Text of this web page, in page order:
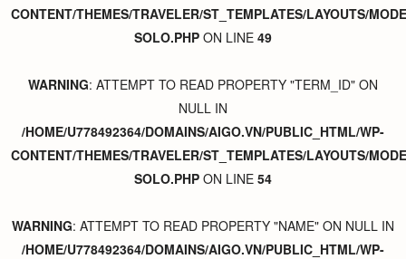
CONTENT/THEMES/TRAVELER/ST_TEMPLATES/LAYOUTS/
SOLO.PHP ON LINE 49
WARNING: ATTEMPT TO READ PROPERTY "TERM_ID" ON
NULL IN
/HOME/U778492364/DOMAINS/AIGO.VN/PUBLIC_HTML/WP-
CONTENT/THEMES/TRAVELER/ST_TEMPLATES/LAYOUTS/
SOLO.PHP ON LINE 54
WARNING: ATTEMPT TO READ PROPERTY "NAME" ON NULL IN
/HOME/U778492364/DOMAINS/AIGO.VN/PUBLIC_HTML/WP-